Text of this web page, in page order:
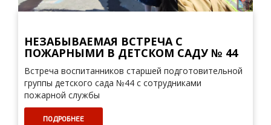
НЕЗАБЫВАЕМАЯ ВСТРЕЧА С
ПОЖАРНЫМИ В ДЕТСКОМ САДУ № 44
Встреча воспитанников старшей подготовительной
группы детского сада №44 с сотрудниками
пожарной службы
ПОДРОБНЕЕ